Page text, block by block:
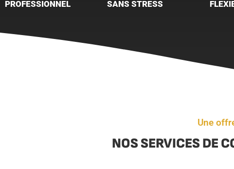
PROFESSIONNEL
SANS STRESS
Une
NOS SERVICES DE